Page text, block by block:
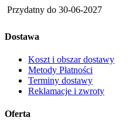
Przydatny do 30-06-2027
Dostawa
Koszt i obszar dostawy
Metody Płatności
Terminy dostawy
Reklamacje i zwroty
Oferta